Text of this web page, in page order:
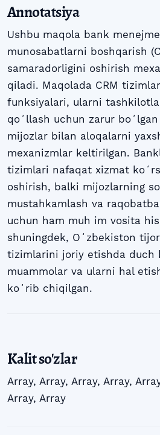
Annotatsiya
Ushbu maqola bank
munosabatlarni boshqarish
samaradorligini oshirish
qiladi. Maqolada CRM
funksiyalari, ularni
qoʻllash uchun zarur
mijozlar bilan aloqalarni
mexanizmlar keltirilgan.
tizimlari nafaqat xizmat
oshirish, balki mijozlarning
mustahkamlash va
uchun ham muh im vosita
shuningdek, Oʻzbekiston
tizimlarini joriy etishda duch
muammolar va ularni hal
koʻrib chiqilgan.
Kalit so'zlar
Array, Array, Array, Array,
Array, Array